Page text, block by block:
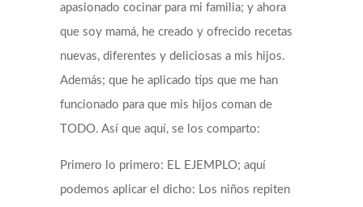
apasionado cocinar para mi familia; y ahora
que soy mamá, he creado y ofrecido recetas
nuevas, diferentes y deliciosas a mis hijos.
Además; que he aplicado tips que me han
funcionado para que mis hijos coman de
TODO. Así que aquí, se los comparto:
Primero lo primero: EL EJEMPLO; aquí
podemos aplicar el dicho: Los niños repiten